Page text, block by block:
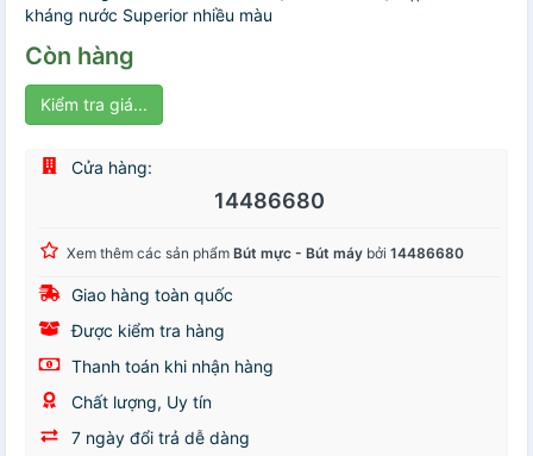
kháng nước Superior nhiều màu
Còn hàng
Kiểm tra giá...
Cửa hàng:
14486680
Xem thêm các sản phẩm Bút mực - Bút máy bởi 14486680
Giao hàng toàn quốc
Được kiểm tra hàng
Thanh toán khi nhận hàng
Chất lượng, Uy tín
7 ngày đổi trả dễ dàng